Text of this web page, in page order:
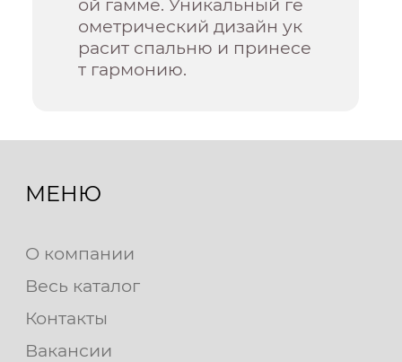
ометрический дизайн ук
расит спальню и принесе
т гармонию.
МЕНЮ
О компании
Весь каталог
Контакты
Вакансии